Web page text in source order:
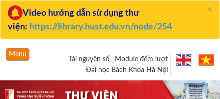
×
Video hướng dẫn sử dụng thư
viện: https://library.hust.edu.vn/node/254
Module đếm lượt
Tài nguyên số
Đại học Bách Khoa Hà Nội
Menu